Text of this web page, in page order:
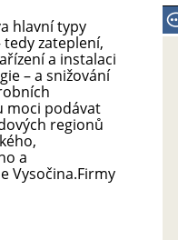
hlavní typy
zateplení,
a instalaci
– a snižování
moci podávat
regionů
a
Vysočina.Firmy